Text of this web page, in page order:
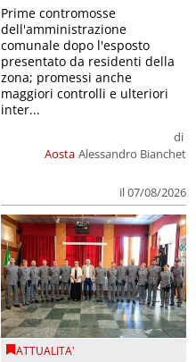
Aosta
di
Alessandro Bianchet
il 07/08/2026
Prime contromosse
dell'amministrazione
comunale dopo l'esposto
presentato da residenti della
zona; promessi anche
maggiori controlli e ulteriori
inter...
ATTUALITA'